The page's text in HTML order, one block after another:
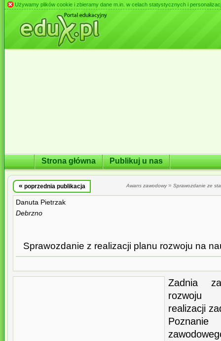
Używamy plików cookie i zbieramy dane m.in. w celach statystycznych i
Strona główna Publikuj u nas
« poprzednia publikacja Awans zawodowy» Sprawozdanie ze
Danuta Pietrzak
Debrzno
Sprawozdanie z realizacji planu rozwoju na
Zadnia
rozwoju
realizacji